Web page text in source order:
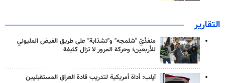
التقارير
منفذَيّ "شلمجه" و"تشذابة" على طريق الفيض المليوني
للأربعين؛ وحركة المرور لا تزال كثيفة
آيلب: أداة أمريكية لتدريب قادة العراق المستقبليين